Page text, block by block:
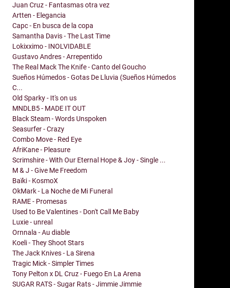
Juan Cruz - Fantasmas otra vez
Artten - Elegancia
Capc - En busca de la copa
Samantha Davis - The Last Time
Lokixximo - INOLVIDABLE
Gustavo Andres - Arrepentido
The Real Mack The Knife - Canto del Goucho
Sueños Húmedos - Gotas De Lluvia (Sueños Húmedos
C...
Old Sparky - It's on us
MNDLB5 - MADE IT OUT
Black Steam - Words Unspoken
Seasurfer - Crazy
Combo Move - Red Eye
AfriKane - Pleasure
Scrimshire - With Our Eternal Hope & Joy - Single ...
M & J - Give Me Freedom
Baïki - KosmoX
OkMark - La Noche de Mi Funeral
RAME - Promesas
Used to Be Valentines - Don't Call Me Baby
Luxie - unreal
Ornnala - Au diable
Koeli - They Shoot Stars
The Jack Knives - La Sirena
Tragic Mick - Simpler Times
Tony Pelton x DL Cruz - Fuego En La Arena
SUGAR RATS - Sugar Rats - Jimmie Jimmie